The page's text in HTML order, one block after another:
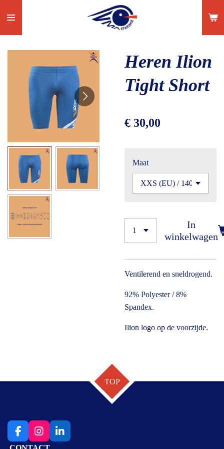
direct
naar
de
Heren Ilion
Tight Short
€ 30,00
Maat
In
winkelwagen
Ventilerend en sneldrogend.
92% Polyester / 8%
Spandex.
Ilion logo op de voorzijde.
TOP
F
a
I
n
L